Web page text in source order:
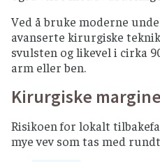
Ved å bruke moderne
avanserte kirurgiske
svulsten og likevel i cirka
arm eller ben.
Kirurgiske
Risikoen for lokalt
mye vev som tas med